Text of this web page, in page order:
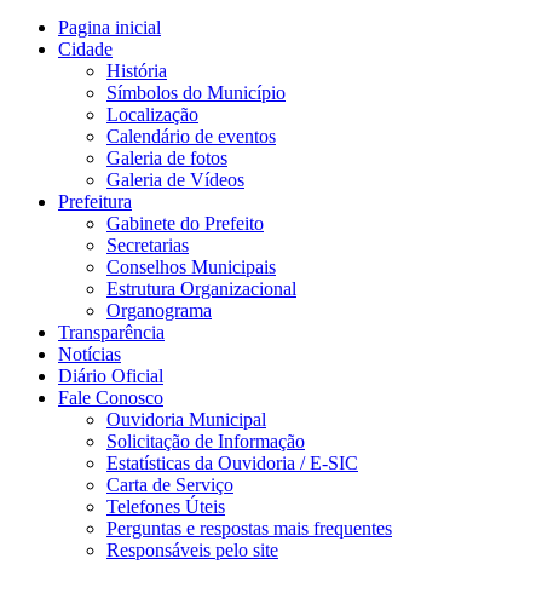
Pagina inicial
Cidade
História
Símbolos do Município
Localização
Calendário de eventos
Galeria de fotos
Galeria de Vídeos
Prefeitura
Gabinete do Prefeito
Secretarias
Conselhos Municipais
Estrutura Organizacional
Organograma
Transparência
Notícias
Diário Oficial
Fale Conosco
Ouvidoria Municipal
Solicitação de Informação
Estatísticas da Ouvidoria / E-SIC
Carta de Serviço
Telefones Úteis
Perguntas e respostas mais frequentes
Responsáveis pelo site